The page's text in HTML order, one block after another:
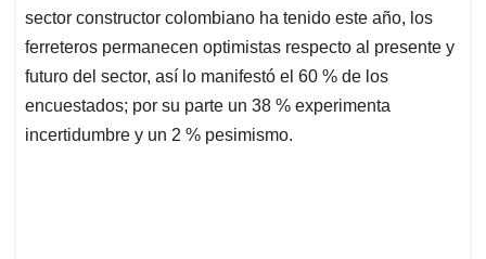
sector constructor colombiano ha tenido este año, los
ferreteros permanecen optimistas respecto al presente y
futuro del sector, así lo manifestó el 60 % de los
encuestados; por su parte un 38 % experimenta
incertidumbre y un 2 % pesimismo.